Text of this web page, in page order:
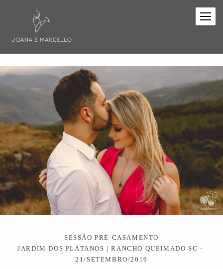
SESSÃO PRÉ-CASAMENTO
JARDIM DOS PLÁTANOS | RANCHO QUEIMADO SC
21/SETEMBRO/2019